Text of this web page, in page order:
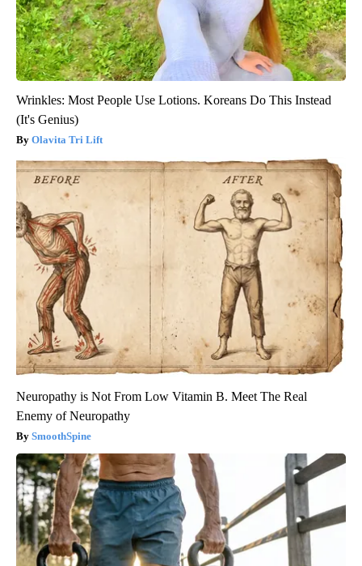
Wrinkles: Most People Use Lotions. Koreans Do This Instead
(It's Genius)
Olavita Tri Lift
Neuropathy is Not From Low Vitamin B. Meet The Real
Enemy of Neuropathy
SmoothSpine